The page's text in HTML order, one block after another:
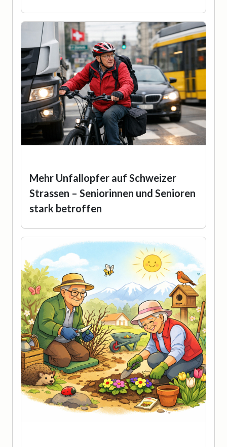
Mehr Unfallopfer auf Schweizer
Strassen – Seniorinnen und Senioren
stark betroffen